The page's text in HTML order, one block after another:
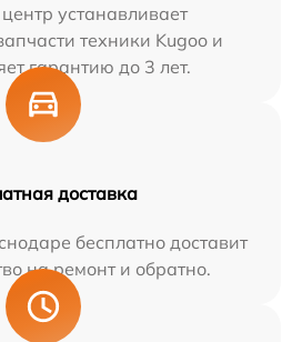
устанавливает
техники Kugoo и
гарантию до 3 лет.
доставка
бесплатно доставит
на ремонт и обратно.